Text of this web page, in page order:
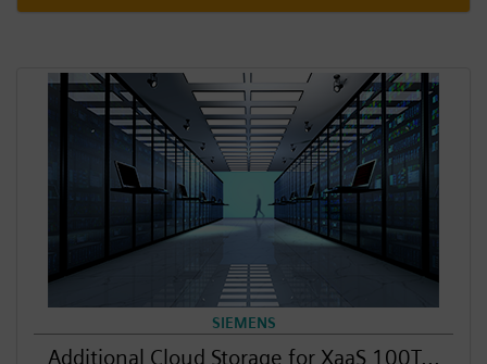
SIEMENS
Additional Cloud Storage for XaaS 100T...